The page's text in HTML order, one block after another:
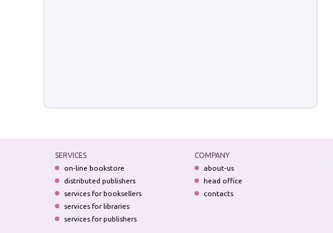
SERVICES
on-line bookstore
distributed publishers
services for booksellers
services for libraries
services for publishers
COMPANY
about-us
head office
contacts